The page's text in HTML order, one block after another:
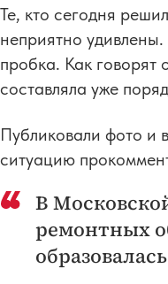
Те, кто сегодня
неприятно
пробка. Как говорят
составляла уже
Публиковали фото и
ситуацию
В
ремонтных